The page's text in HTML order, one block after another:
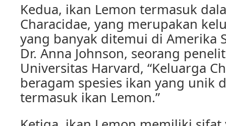
Kedua, ikan Lemon termasuk
Characidae, yang merupakan
yang banyak ditemui di Amerika
Dr. Anna Johnson, seorang
Universitas Harvard, “Keluarga
beragam spesies ikan yang unik
termasuk ikan Lemon.”